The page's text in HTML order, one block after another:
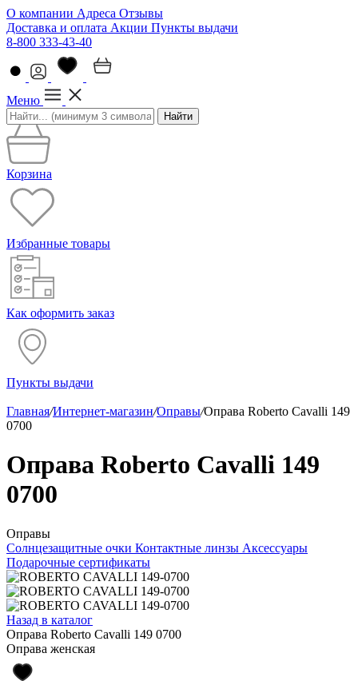
О компании Адреса Отзывы
Доставка и оплата Акции Пункты выдачи
8-800 333-43-40
Меню
Найти
Корзина
Избранные товары
Как оформить заказ
Пункты выдачи
Главная/Интернет-магазин/Оправы/Оправа Roberto Cavalli 149
0700
Оправа Roberto Cavalli 149
0700
Оправы
Солнцезащитные очки Контактные линзы Аксессуары
Подарочные сертификаты
Назад в каталог
Оправа Roberto Cavalli 149 0700
Оправа женская